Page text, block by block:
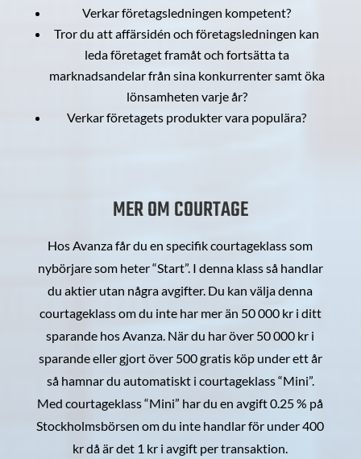
Verkar företagsledningen kompetent?
Tror du att affärsidén och företagsledningen kan
leda företaget framåt och fortsätta ta
marknadsandelar från sina konkurrenter samt öka
lönsamheten varje år?
Verkar företagets produkter vara populära?
MER OM COURTAGE
Hos Avanza får du en specifik courtageklass som
nybörjare som heter “Start”. I denna klass så handlar
du aktier utan några avgifter. Du kan välja denna
courtageklass om du inte har mer än 50 000 kr i ditt
sparande hos Avanza. När du har över 50 000 kr i
sparande eller gjort över 500 gratis köp under ett år
så hamnar du automatiskt i courtageklass “Mini”.
Med courtageklass “Mini” har du en avgift 0.25 % på
Stockholmsbörsen om du inte handlar för under 400
kr då är det 1 kr i avgift per transaktion.